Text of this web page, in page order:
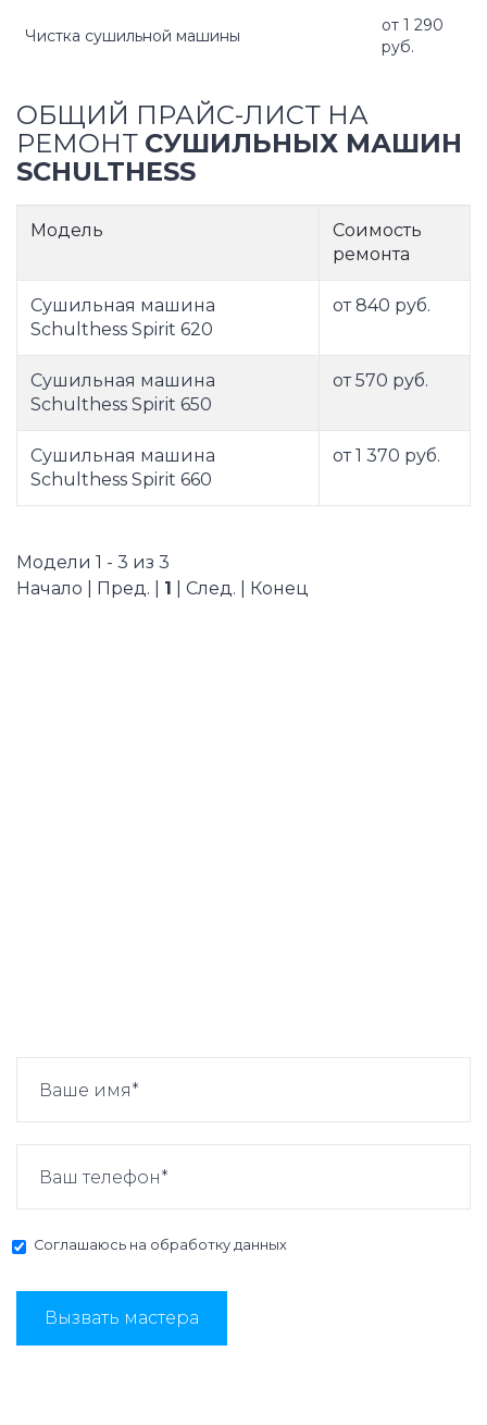
Чистка сушильной машины
от 1 290
руб.
ОБЩИЙ ПРАЙС-ЛИСТ НА
РЕМОНТ СУШИЛЬНЫХ МАШИН
SCHULTHESS
Модель
Соимость
ремонта
Сушильная машина
Schulthess Spirit 620
от 840 руб.
Сушильная машина
Schulthess Spirit 650
от 570 руб.
Сушильная машина
Schulthess Spirit 660
от 1 370 руб.
Модели 1 - 3 из 3
Начало | Пред. | 1 | След. | Конец
Соглашаюсь на обработку данных
Вызвать мастера